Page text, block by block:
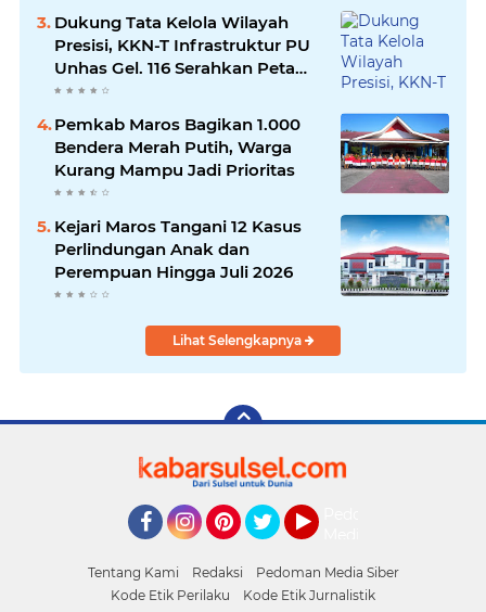
Dukung Tata Kelola Wilayah
Presisi, KKN-T Infrastruktur PU
Unhas Gel. 116 Serahkan Peta
Batas Dusun Berbasis GIS ke
Pemkab Maros Bagikan 1.000
Bendera Merah Putih, Warga
Kurang Mampu Jadi Prioritas
Kejari Maros Tangani 12 Kasus
Perlindungan Anak dan
Perempuan Hingga Juli 2026
Lihat Selengkapnya
Tentang Kami Redaksi
Pedoman Media Siber
Kode Etik Perilaku
Kode Etik Jurnalistik